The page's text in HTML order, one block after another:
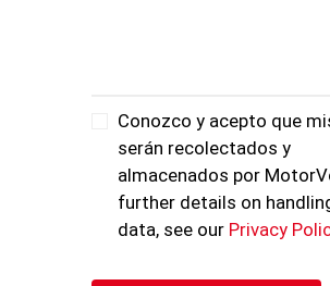
Conozco y acepto que
serán recolectados y
almacenados por
further details on
data, see our Privacy